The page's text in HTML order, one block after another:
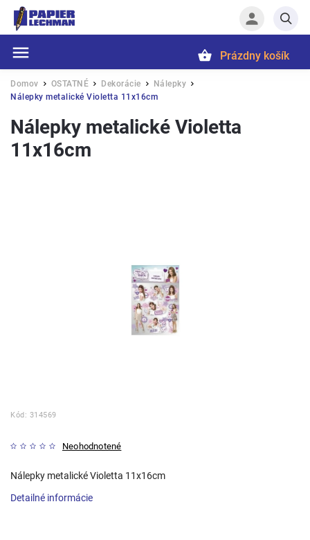
Hľadať
Prázdny košík
Domov / OSTATNÉ / Dekorácie / Nálepky /
Nálepky metalické Violetta 11x16cm
Nálepky metalické Violetta
11x16cm
Kód: 314569
Neohodnotené
Nálepky metalické Violetta 11x16cm
Detailné informácie